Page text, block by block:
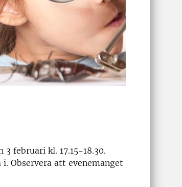
februari kl. 17.15-18.30.
Observera att evenemanget